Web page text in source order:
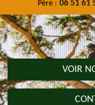
Père : 06 51 61
VOIR